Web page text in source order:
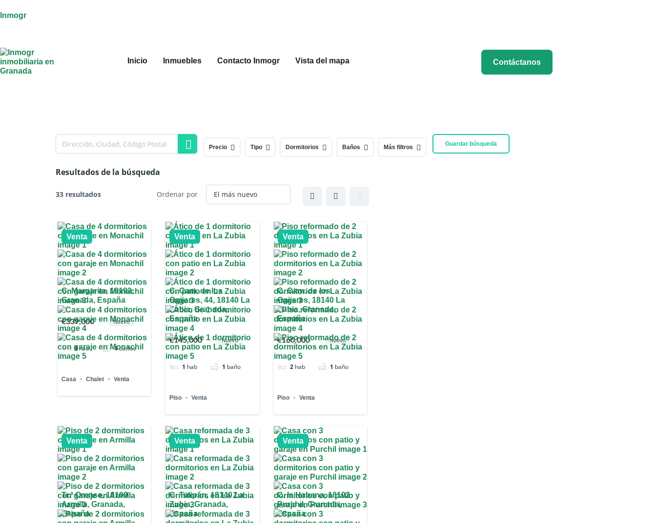
Inmogr
Inicio Inmuebles Contacto Inmogr Vista del mapa Contáctanos
Guardar búsqueda
Precio Tipo Dormitorios Baños Más filtros
Resultados de la búsqueda
33 resultados Ordenar por
Venta
C. Margarita, 18193,
Granada, España
€339,000 Nuevo
4 hab 4baños
Casa Chalet Venta
Venta
C. Cam. de los
Ogijares, 44, 18140 La
Zubia, Granada,
España
€145,000 Nuevo
1 hab 1 baño
Piso Venta
Venta
C. Cam. de los
Ogijares, 18140 La
Zubia, Granada,
España
€160,000 Nuevo
2 hab 1 baño
Piso Venta
Venta
Tr.ª Orense, 18100
Armilla, Granada,
España
Venta
C. Tulipán, 18140 La
Zubia, Granada,
España
Venta
C. la Habana, 18102
Purchil, Granada,
España